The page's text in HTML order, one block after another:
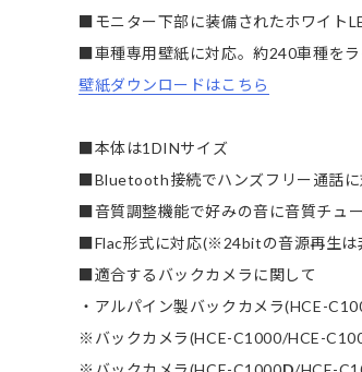
■モニター下部に装備されたホワイト
■車種専用壁紙に対応。約240車種を
壁紙ダウンロードはこちら
■本体は1DINサイズ
■Bluetooth接続でハンズフリー通話に
■音質調整機能で好みの音に音質チュ
■Flac形式に対応(※24bitの音源再生は
■適合するバックカメラに関して
・アルパイン製バックカメラ(HCE-
※バックカメラ(HCE-C1000/HCE-